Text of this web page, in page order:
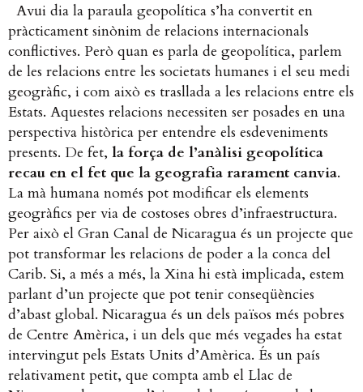
Avui dia la paraula geopolítica s’ha convertit en
pràcticament sinònim de relacions internacionals
conflictives. Però quan es parla de geopolítica, parlem
de les relacions entre les societats humanes i el seu medi
geogràfic, i com això es trasllada a les relacions entre els
Estats. Aquestes relacions necessiten ser posades en una
perspectiva històrica per entendre els esdeveniments
presents. De fet, la força de l’anàlisi geopolítica
recau en el fet que la geografia rarament canvia.
La mà humana només pot modificar els elements
geogràfics per via de costoses obres d’infraestructura.
Per això el Gran Canal de Nicaragua és un projecte que
pot transformar les relacions de poder a la conca del
Carib. Si, a més a més, la Xina hi està implicada, estem
parlant d’un projecte que pot tenir conseqüències
d’abast global. Nicaragua és un dels països més pobres
de Centre Amèrica, i un dels que més vegades ha estat
intervingut pels Estats Units d’Amèrica. És un país
relativament petit, que compta amb el Llac de